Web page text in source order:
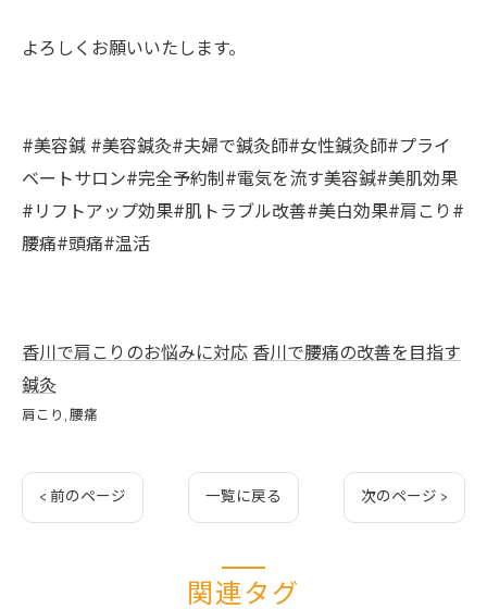
よろしくお願いいたします。
#美容鍼 #美容鍼灸#夫婦で鍼灸師#女性鍼灸師#プライ
ベートサロン#完全予約制#電気を流す美容鍼#美肌効果
#リフトアップ効果#肌トラブル改善#美白効果#肩こり#
腰痛#頭痛#温活
香川で肩こりのお悩みに対応香川で腰痛の改善を目指す
鍼灸
肩こり 腰痛
< 前のページ 一覧に戻る 次のページ >
関連タグ